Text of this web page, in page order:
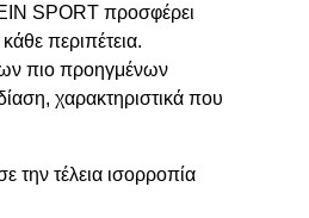
SPORT προσφέρει
περιπέτεια.
πιο προηγμένων
χαρακτηριστικά που
τέλεια ισορροπία